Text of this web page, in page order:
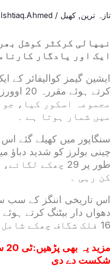
تازہ ترین, کھیل /
Ishtiaq.Ahmed
نیپالی کرکٹر کوشل
ایک اور یادگار
ایشین گیمز کوالیفائر کے
مجموعہ اسکور کیا،
میں شمار ہوتا ہے ۔
سنگاپور میں کھیلے گئے اس
چینی بولرز کو شدید دباؤ
طور پر 29
کن رہی ۔
اس تاریخی اننگز کے سب
16 فلک شگاف چھکے شامل تھے ۔
مزید یہ بھی پڑھیں:
شکست دے دی